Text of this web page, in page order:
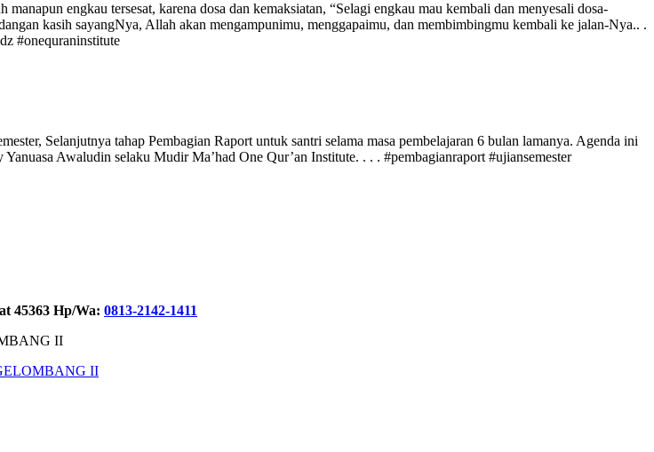
engkau tersesat, karena dosa dan kemaksiatan, “Selagi engkau mau kembali dan menyesali dosa-
kasih sayangNya, Allah akan mengampunimu, menggapaimu, dan membimbingmu kembali ke jalan-Nya.. .
#onequraninstitute
Selanjutnya tahap Pembagian Raport untuk santri selama masa pembelajaran 6 bulan lamanya. Agenda ini
Awaludin selaku Mudir Ma’had One Qur’an Institute. . . . #pembagianraport #ujiansemester
45363 Hp/Wa: 0813-2142-1411